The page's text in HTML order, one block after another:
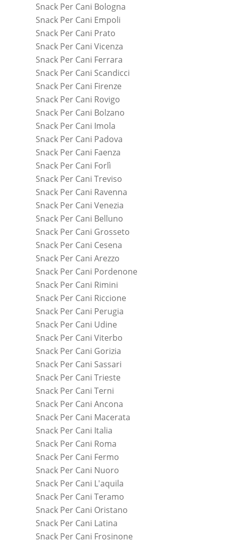
Snack Per Cani Bologna
Snack Per Cani Empoli
Snack Per Cani Prato
Snack Per Cani Vicenza
Snack Per Cani Ferrara
Snack Per Cani Scandicci
Snack Per Cani Firenze
Snack Per Cani Rovigo
Snack Per Cani Bolzano
Snack Per Cani Imola
Snack Per Cani Padova
Snack Per Cani Faenza
Snack Per Cani Forlì
Snack Per Cani Treviso
Snack Per Cani Ravenna
Snack Per Cani Venezia
Snack Per Cani Belluno
Snack Per Cani Grosseto
Snack Per Cani Cesena
Snack Per Cani Arezzo
Snack Per Cani Pordenone
Snack Per Cani Rimini
Snack Per Cani Riccione
Snack Per Cani Perugia
Snack Per Cani Udine
Snack Per Cani Viterbo
Snack Per Cani Gorizia
Snack Per Cani Sassari
Snack Per Cani Trieste
Snack Per Cani Terni
Snack Per Cani Ancona
Snack Per Cani Macerata
Snack Per Cani Italia
Snack Per Cani Roma
Snack Per Cani Fermo
Snack Per Cani Nuoro
Snack Per Cani L'aquila
Snack Per Cani Teramo
Snack Per Cani Oristano
Snack Per Cani Latina
Snack Per Cani Frosinone